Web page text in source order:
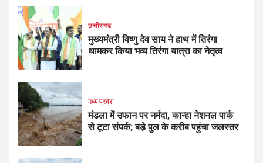
छत्तीसगढ
मुख्यमंत्री विष्णु देव साय ने हाथ में तिरंगा
थामकर किया भव्य तिरंगा यात्रा का नेतृत्व
मध्य प्रदेश
मंडला में उफान पर नर्मदा, कान्हा नेशनल पार्क
से टूटा संपर्क; बड़े पुल के करीब पहुंचा जलस्तर